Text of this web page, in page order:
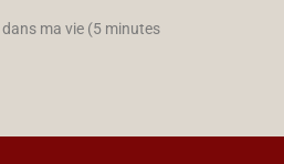
dans ma vie (5 minutes